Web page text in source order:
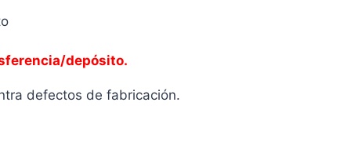
depósito.
defectos de fabricación.